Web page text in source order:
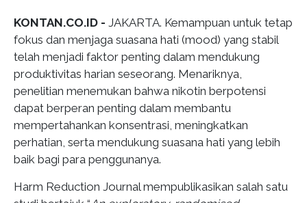
KONTAN.CO.ID - JAKARTA. Kemampuan untuk tetap
fokus dan menjaga suasana hati (mood) yang stabil
telah menjadi faktor penting dalam mendukung
produktivitas harian seseorang. Menariknya,
penelitian menemukan bahwa nikotin berpotensi
dapat berperan penting dalam membantu
mempertahankan konsentrasi, meningkatkan
perhatian, serta mendukung suasana hati yang lebih
baik bagi para penggunanya.
Harm Reduction Journal mempublikasikan salah satu